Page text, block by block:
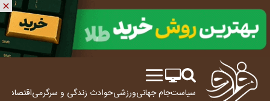
سیاستجام جهانیورزشیحوادث زندگی و سرگرمیاقتصاد